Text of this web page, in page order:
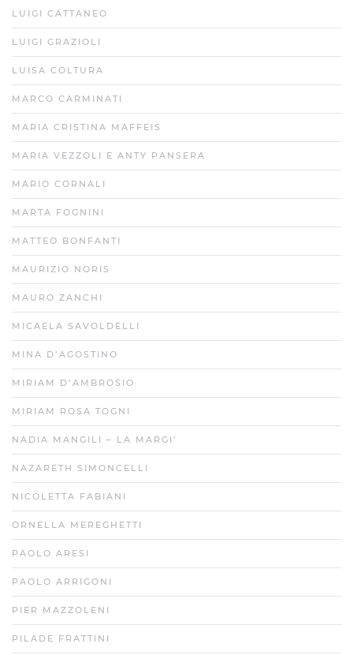
LUIGI CATTANEO
LUIGI GRAZIOLI
LUISA COLTURA
MARCO CARMINATI
MARIA CRISTINA MAFFEIS
MARIA VEZZOLI E ANTY PANSERA
MARIO CORNALI
MARTA FOGNINI
MATTEO BONFANTI
MAURIZIO NORIS
MAURO ZANCHI
MICAELA SAVOLDELLI
MINA D’AGOSTINO
MIRIAM D’AMBROSIO
MIRIAM ROSA TOGNI
NADIA MANGILI – LA MARGI’
NAZARETH SIMONCELLI
NICOLETTA FABIANI
ORNELLA MEREGHETTI
PAOLO ARESI
PAOLO ARRIGONI
PIER MAZZOLENI
PILADE FRATTINI